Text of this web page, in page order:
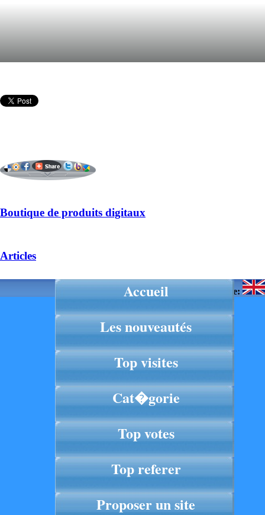
Boutique de produits digitaux
Articles
Langue:
Accueil
Les nouveautés
Top visites
Cat�gorie
Top votes
Top referer
Proposer un site